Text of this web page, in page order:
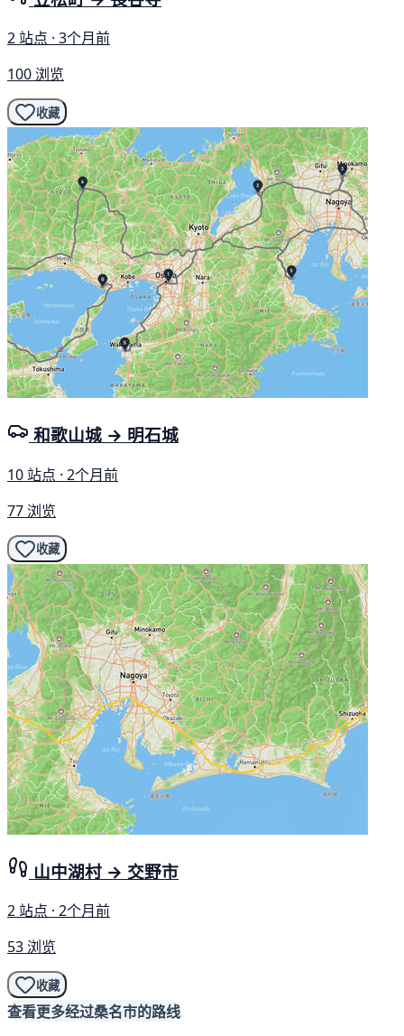
2 站点 · 3个月前
100 浏览
收藏
和歌山城 → 明石城
10 站点 · 2个月前
77 浏览
收藏
山中湖村 → 交野市
2 站点 · 2个月前
53 浏览
收藏
查看更多经过桑名市的路线